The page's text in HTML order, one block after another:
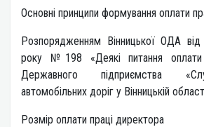
Основні принципи формування оплати
Розпорядженням Вінницької ОДА
року №198 «Деякі питання оплати
Державного підприємства
автомобільних доріг у Вінницькій
Розмір оплати праці директора